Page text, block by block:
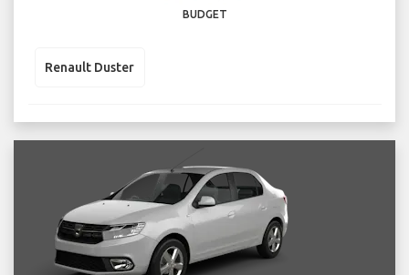
BUDGET
Renault Duster